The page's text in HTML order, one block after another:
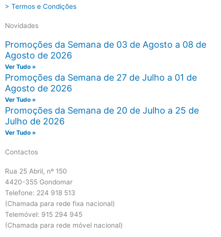
> Termos e Condições
Novidades
Promoções da Semana de 03 de Agosto a 08 de
Agosto de 2026
Ver Tudo »
Promoções da Semana de 27 de Julho a 01 de
Agosto de 2026
Ver Tudo »
Promoções da Semana de 20 de Julho a 25 de
Julho de 2026
Ver Tudo »
Contactos
Rua 25 Abril, nº 150
4420-355 Gondomar
Telefone: 224 918 513
(Chamada para rede fixa nacional)
Telemóvel: 915 294 945
(Chamada para rede móvel nacional)